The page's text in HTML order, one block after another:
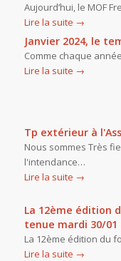
Aujourd’hui, le MOF
Lire la suite →
Janvier 2024, le
Comme chaque
Lire la suite →
Tp extérieur à
Nous sommes Très
l'intendance…
Lire la suite →
La 12ème édition
tenue mardi 30/01
La 12ème édition du
Lire la suite →